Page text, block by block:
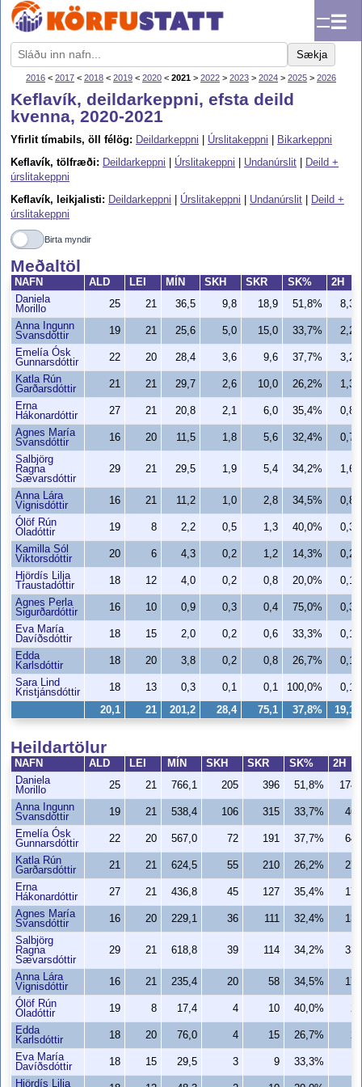
☰
Sækja
2016 < 2017 < 2018 < 2019 < 2020 < 2021 > 2022 > 2023 > 2024 > 2025 > 2026
Keflavík, deildarkeppni, efsta deild
kvenna, 2020-2021
Yfirlit tímabils, öll félög: Deildarkeppni Úrslitakeppni
Bikarkeppni
Keflavík, tölfræði: Deildarkeppni Úrslitakeppni Undanúrslit
Deild +
úrslitakeppni
Keflavík, leikjalisti: Deildarkeppni Úrslitakeppni Undanúrslit
Deild +
úrslitakeppni
Birta myndir
Heildartölur
NAFN ALD LEI MÍN SKH SKR SK%
2H
Daniela
Morillo
25 21 766,1 205 396 51,8%
174
Anna Ingunn
Svansdóttir
19 21 538,4 106 315 33,7%
46
Emelía Ósk
Gunnarsdóttir
22 20 567,0 72 191 37,7%
64
Katla Rún
Garðarsdóttir
21 21 624,5 55 210 26,2%
27
Erna
Hákonardóttir
27 21 436,8 45 127 35,4%
17
Agnes María
Svansdóttir
16 20 229,1 36 111 32,4%
13
Salbjörg
Ragna
Sævarsdóttir
29 21 618,8 39 114 34,2% 33
Anna Lára
Vignisdóttir
16 21 235,4 20 58 34,5%
17
Ólöf Rún
Óladóttir
19 8 17,4 4 10 40,0%
2
Edda
Karlsdóttir
18 20 76,0 4 15 26,7%
2
Eva María
Davíðsdóttir
18 15 29,5 3 9 33,3%
Hjördís Lilja
Meðaltöl
NAFN ALD LEI MÍN SKH SKR SK%
2H
Daniela
Morillo
25 21 36,5 9,8 18,9 51,8%
8,3
Anna Ingunn
Svansdóttir
19 21 25,6 5,0 15,0 33,7%
2,2
Emelía Ósk
Gunnarsdóttir
22 20 28,4 3,6 9,6 37,7%
3,2
Katla Rún
Garðarsdóttir
21 21 29,7 2,6 10,0 26,2%
1,3
Erna
Hákonardóttir
27 21 20,8 2,1 6,0 35,4%
0,8
Agnes María
Svansdóttir
16 20 11,5 1,8 5,6 32,4%
0,7
Salbjörg
Ragna
Sævarsdóttir
29 21 29,5 1,9 5,4 34,2% 1,6
Anna Lára
Vignisdóttir
16 21 11,2 1,0 2,8 34,5%
0,8
Ólöf Rún
Óladóttir
19 8 2,2 0,5 1,3 40,0%
0,3
Kamilla Sól
Viktorsdóttir
20 6 4,3 0,2 1,2 14,3%
0,2
Hjördís Lilja
Traustadóttir
18 12 4,0 0,2 0,8 20,0%
0,1
Agnes Perla
Sigurðardóttir
16 10 0,9 0,3 0,4 75,0%
0,3
Eva María
Davíðsdóttir
18 15 2,0 0,2 0,6 33,3%
0,1
Edda
Karlsdóttir
18 20 3,8 0,2 0,8 26,7%
0,1
Sara Lind
Kristjánsdóttir
18 13 0,3 0,1 0,1 100,0% 0,1
20,1 21 201,2 28,4 75,1 37,8% 19,1